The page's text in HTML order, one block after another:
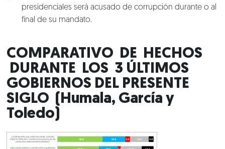
presidenciales será acusado de corrupción durante o al
final de su mandato.
COMPARATIVO DE HECHOS
DURANTE LOS 3 ÚLTIMOS
GOBIERNOS DEL PRESENTE
SIGLO (Humala, García y
Toledo)